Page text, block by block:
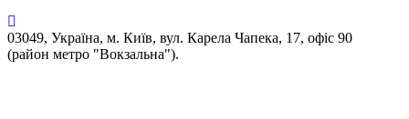
03049, Україна, м. Київ, вул. Карела Чапека, 17, офіс 90
(район метро "Вокзальна").